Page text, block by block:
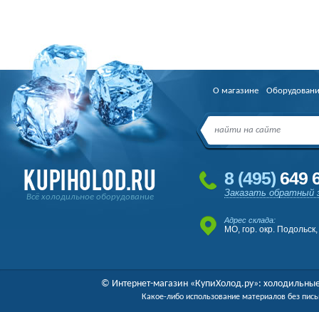
Всё холодильное оборудование
8 (495) 649
Заказать обратный
Адрес склада:
МО, гор. окр.
О магазине
© Интернет-магазин «КупиХолод.ру»:
Какое-либо использование материалов без